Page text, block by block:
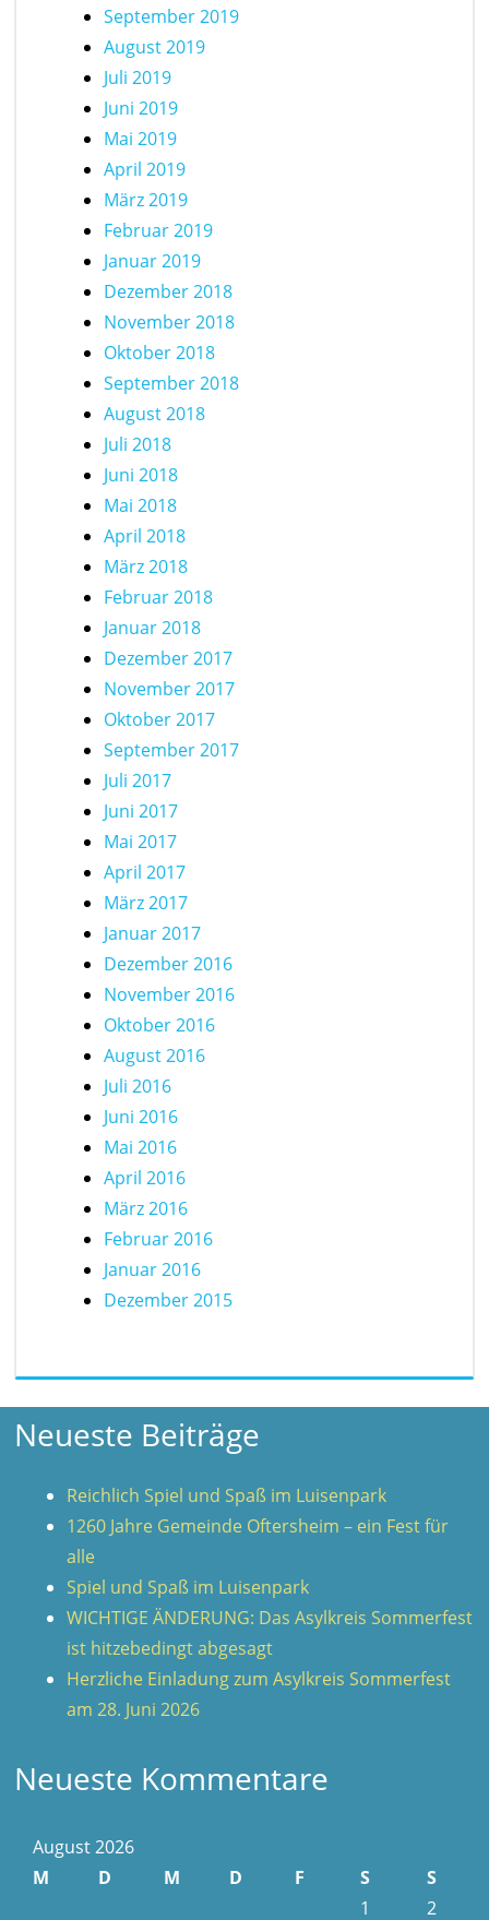
September 2019
August 2019
Juli 2019
Juni 2019
Mai 2019
April 2019
März 2019
Februar 2019
Januar 2019
Dezember 2018
November 2018
Oktober 2018
September 2018
August 2018
Juli 2018
Juni 2018
Mai 2018
April 2018
März 2018
Februar 2018
Januar 2018
Dezember 2017
November 2017
Oktober 2017
September 2017
Juli 2017
Juni 2017
Mai 2017
April 2017
März 2017
Januar 2017
Dezember 2016
November 2016
Oktober 2016
August 2016
Juli 2016
Juni 2016
Mai 2016
April 2016
März 2016
Februar 2016
Januar 2016
Dezember 2015
Neueste Beiträge
Reichlich Spiel und Spaß im Luisenpark
1260 Jahre Gemeinde Oftersheim – ein Fest für
alle
Spiel und Spaß im Luisenpark
WICHTIGE ÄNDERUNG: Das Asylkreis Sommerfest
ist hitzebedingt abgesagt
Herzliche Einladung zum Asylkreis Sommerfest
am 28. Juni 2026
Neueste Kommentare
August 2026
M
D M D F S
S
1
2